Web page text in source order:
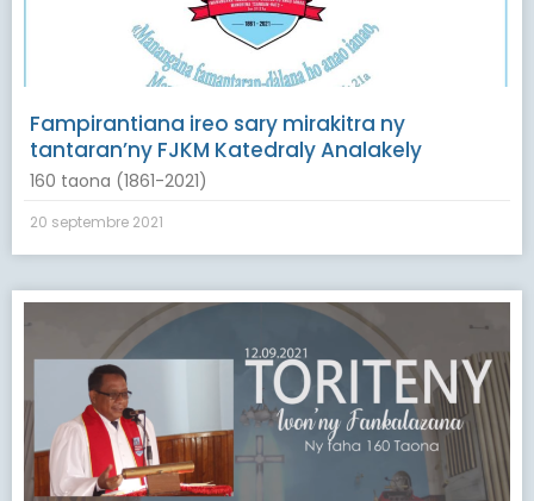
Fampirantiana ireo sary mirakitra ny
tantaran’ny FJKM Katedraly Analakely
160 taona (1861-2021)
20 septembre 2021